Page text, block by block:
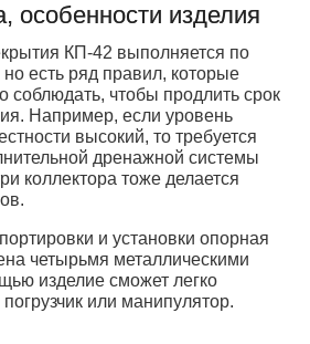
особенности изделия
КП-42 выполняется по
есть ряд правил, которые
соблюдать, чтобы продлить срок
Например, если уровень
высокий, то требуется
дренажной системы
коллектора тоже делается
и установки опорная
четырьмя металлическими
изделие сможет легко
или манипулятор.